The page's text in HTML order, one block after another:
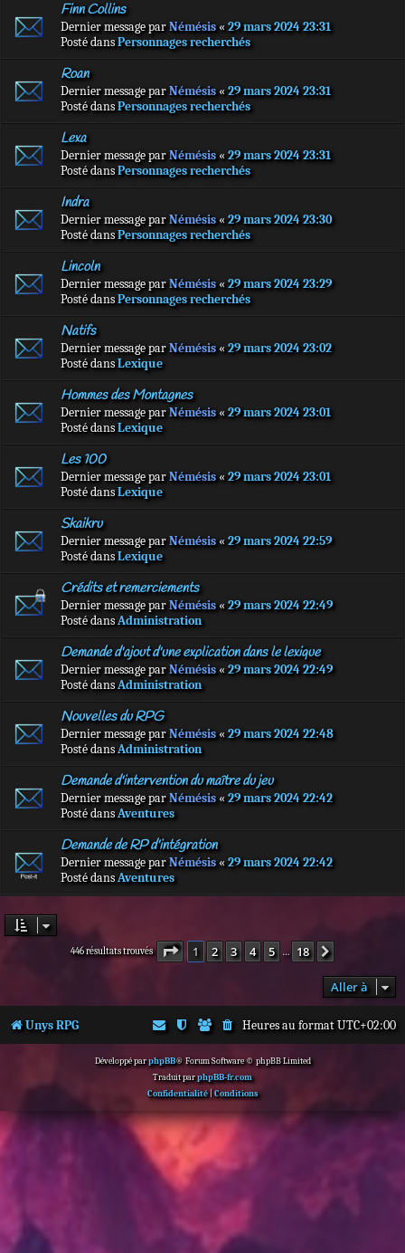
Finn Collins
Dernier message parNémésis«29 mars 2024 23:31
Posté dansPersonnages recherchés
Roan
Dernier message parNémésis«29 mars 2024 23:31
Posté dansPersonnages recherchés
Lexa
Dernier message parNémésis«29 mars 2024 23:31
Posté dansPersonnages recherchés
Indra
Dernier message parNémésis«29 mars 2024 23:30
Posté dansPersonnages recherchés
Lincoln
Dernier message parNémésis«29 mars 2024 23:29
Posté dansPersonnages recherchés
Natifs
Dernier message parNémésis«29 mars 2024 23:02
Posté dansLexique
Hommes des Montagnes
Dernier message parNémésis«29 mars 2024 23:01
Posté dansLexique
Les 100
Dernier message parNémésis«29 mars 2024 23:01
Posté dansLexique
Skaikru
Dernier message parNémésis«29 mars 2024 22:59
Posté dansLexique
Crédits et remerciements
Dernier message parNémésis«29 mars 2024 22:49
Posté dansAdministration
Demande d'ajout d'une explication dans le lexique
Dernier message parNémésis«29 mars 2024 22:49
Posté dansAdministration
Nouvelles du RPG
Dernier message parNémésis«29 mars 2024 22:48
Posté dansAdministration
Demande d'intervention du maître du jeu
Dernier message parNémésis«29 mars 2024 22:42
Posté dansAventures
Demande de RP d'intégration
Dernier message parNémésis«29 mars 2024 22:42
Posté dansAventures
446 résultats trouvés Page 1sur18
1 2 3 4 5 … 18
Aller à
Unys RPG Heures au formatUTC+02:00
Développé parphpBB® Forum Software © phpBB Limited
Traduit parphpBB-fr.com
Confidentialité|Conditions